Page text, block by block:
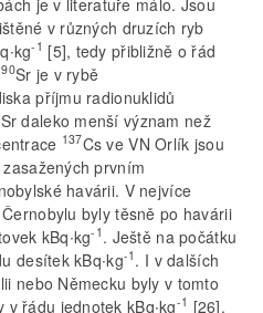
v různých druzích ryb
-1 [5], tedy přibližně o řád
90Sr je v rybě
příjmu radionuklidů
Sr daleko menší význam než
137Cs ve VN Orlík jsou
prvním
havárii. V nejvíce
byly těsně po havárii
kBq∙kg-1 . Ještě na počátku
desítek kBq∙kg-1 . I v dalších
nebo Německu byly v tomto
řádu jednotek kBq∙kg-1 [26].